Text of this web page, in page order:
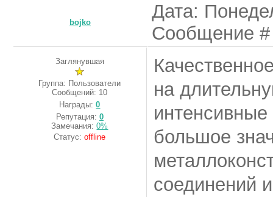
bojko
Дата:
Сообщение
Заглянувшая
Группа: Пользователи
Сообщений: 10
Награды:0
Репутация: 0
Замечания:0%
Статус:offline
на
интенсивные
большое
соединений